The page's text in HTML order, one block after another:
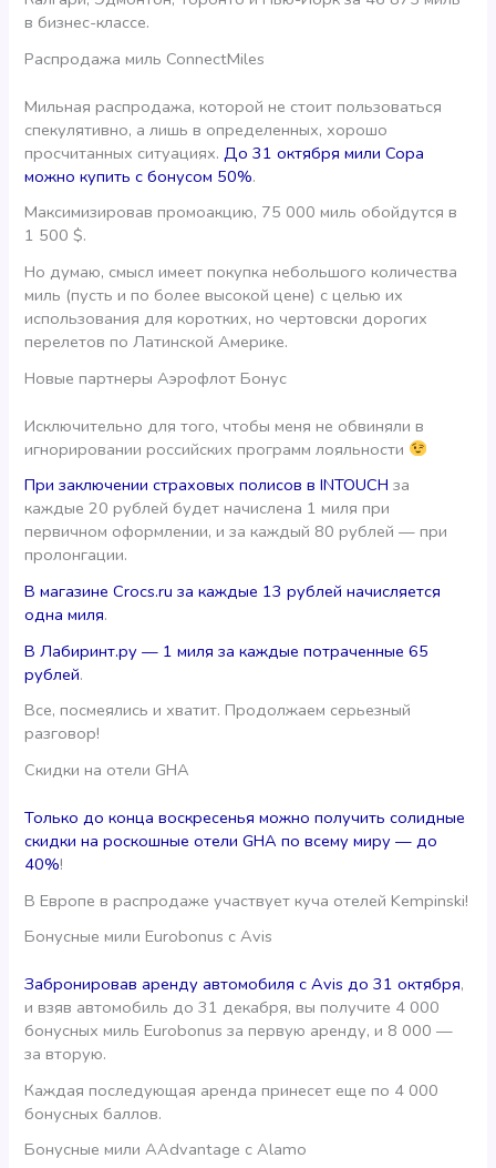
в бизнес-классе.
Распродажа миль ConnectMiles
Мильная распродажа, которой не стоит пользоваться
спекулятивно, а лишь в определенных, хорошо
просчитанных ситуациях.До 31 октября мили Copa
можно купить с бонусом 50%.
Максимизировав промоакцию, 75 000 миль обойдутся в
1 500 $.
Но думаю, смысл имеет покупка небольшого количества
миль (пусть и по более высокой цене) с целью их
использования для коротких, но чертовски дорогих
перелетов по Латинской Америке.
Новые партнеры Аэрофлот Бонус
Исключительно для того, чтобы меня не обвиняли в
игнорировании российских программ лояльности
При заключении страховых полисов в INTOUCH за
каждые 20 рублей будет начислена 1 миля при
первичном оформлении, и за каждый 80 рублей — при
пролонгации.
В магазине Crocs.ru за каждые 13 рублей начисляется
одна миля.
В Лабиринт.ру — 1 миля за каждые потраченные 65
рублей.
Все, посмеялись и хватит. Продолжаем серьезный
разговор!
Скидки на отели GHA
Только до конца воскресенья можно получить солидные
скидки на роскошные отели GHA по всему миру — до
40%!
В Европе в распродаже участвует куча отелей Kempinski!
Бонусные мили Eurobonus с Avis
Забронировав аренду автомобиля с Avis до 31 октября,
и взяв автомобиль до 31 декабря, вы получите 4 000
бонусных миль Eurobonus за первую аренду, и 8 000 —
за вторую.
Каждая последующая аренда принесет еще по 4 000
бонусных баллов.
Бонусные мили AAdvantage с Alamo